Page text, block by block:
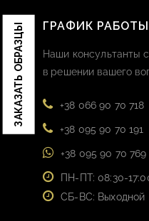
ЗАКАЗАТЬ ОБРАЗЦЫ ГРАФИК РАБОТЫ
Наши консультанты
в решении вашего
+38 066 90 70 718
+38 095 90 70 191
+38 095 90 70 769
ПН-ПТ: 08:30-
СБ-ВС: Выходной